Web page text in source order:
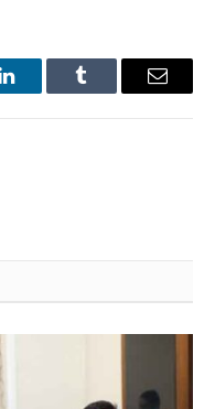
LinkedInTumblr Email